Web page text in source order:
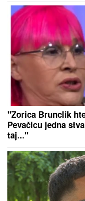
"Zorica Brunclik
Pevačicu jedna
taj..."